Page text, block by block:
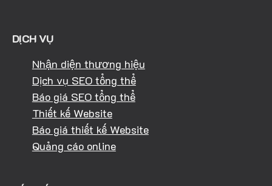
DỊCH VỤ
Nhận diện thương hiệu
Dịch vụ SEO tổng thể
Báo giá SEO tổng thể
Thiết kế Website
Báo giá thiết kế Website
Quảng cáo online